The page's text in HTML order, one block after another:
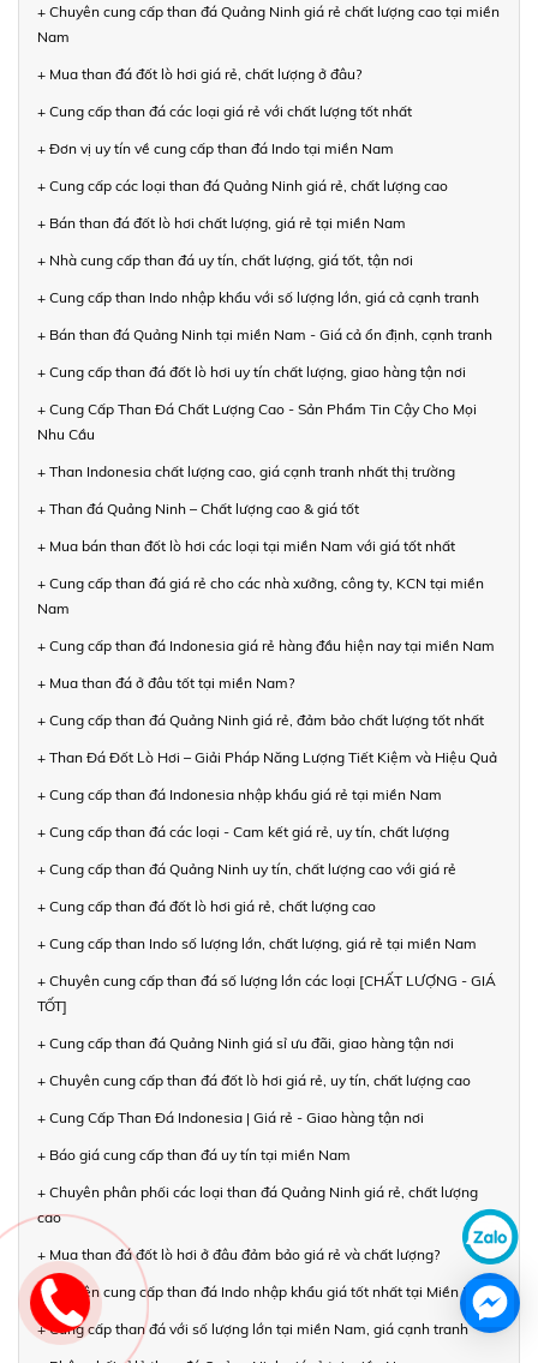
+ Chuyên cung cấp than đá Quảng Ninh giá rẻ chất lượng cao tại miền
Nam
+ Mua than đá đốt lò hơi giá rẻ, chất lượng ở đâu?
+ Cung cấp than đá các loại giá rẻ với chất lượng tốt nhất
+ Đơn vị uy tín về cung cấp than đá Indo tại miền Nam
+ Cung cấp các loại than đá Quảng Ninh giá rẻ, chất lượng cao
+ Bán than đá đốt lò hơi chất lượng, giá rẻ tại miền Nam
+ Nhà cung cấp than đá uy tín, chất lượng, giá tốt, tận nơi
+ Cung cấp than Indo nhập khẩu với số lượng lớn, giá cả cạnh tranh
+ Bán than đá Quảng Ninh tại miền Nam - Giá cả ổn định, cạnh tranh
+ Cung cấp than đá đốt lò hơi uy tín chất lượng, giao hàng tận nơi
+ Cung Cấp Than Đá Chất Lượng Cao - Sản Phẩm Tin Cậy Cho Mọi
Nhu Cầu
+ Than Indonesia chất lượng cao, giá cạnh tranh nhất thị trường
+ Than đá Quảng Ninh – Chất lượng cao & giá tốt
+ Mua bán than đốt lò hơi các loại tại miền Nam với giá tốt nhất
+ Cung cấp than đá giá rẻ cho các nhà xưởng, công ty, KCN tại miền
Nam
+ Cung cấp than đá Indonesia giá rẻ hàng đầu hiện nay tại miền Nam
+ Mua than đá ở đâu tốt tại miền Nam?
+ Cung cấp than đá Quảng Ninh giá rẻ, đảm bảo chất lượng tốt nhất
+ Than Đá Đốt Lò Hơi – Giải Pháp Năng Lượng Tiết Kiệm và Hiệu Quả
+ Cung cấp than đá Indonesia nhập khẩu giá rẻ tại miền Nam
+ Cung cấp than đá các loại - Cam kết giá rẻ, uy tín, chất lượng
+ Cung cấp than đá Quảng Ninh uy tín, chất lượng cao với giá rẻ
+ Cung cấp than đá đốt lò hơi giá rẻ, chất lượng cao
+ Cung cấp than Indo số lượng lớn, chất lượng, giá rẻ tại miền Nam
+ Chuyên cung cấp than đá số lượng lớn các loại [CHẤT LƯỢNG - GIÁ
TỐT]
+ Cung cấp than đá Quảng Ninh giá sỉ ưu đãi, giao hàng tận nơi
+ Chuyên cung cấp than đá đốt lò hơi giá rẻ, uy tín, chất lượng cao
+ Cung Cấp Than Đá Indonesia | Giá rẻ - Giao hàng tận nơi
+ Báo giá cung cấp than đá uy tín tại miền Nam
+ Chuyên phân phối các loại than đá Quảng Ninh giá rẻ, chất lượng
cao
+ Mua than đá đốt lò hơi ở đâu đảm bảo giá rẻ và chất lượng?
+ Chuyên cung cấp than đá Indo nhập khẩu giá tốt nhất tại Miền Nam
+ Cung cấp than đá với số lượng lớn tại miền Nam, giá cạnh tranh